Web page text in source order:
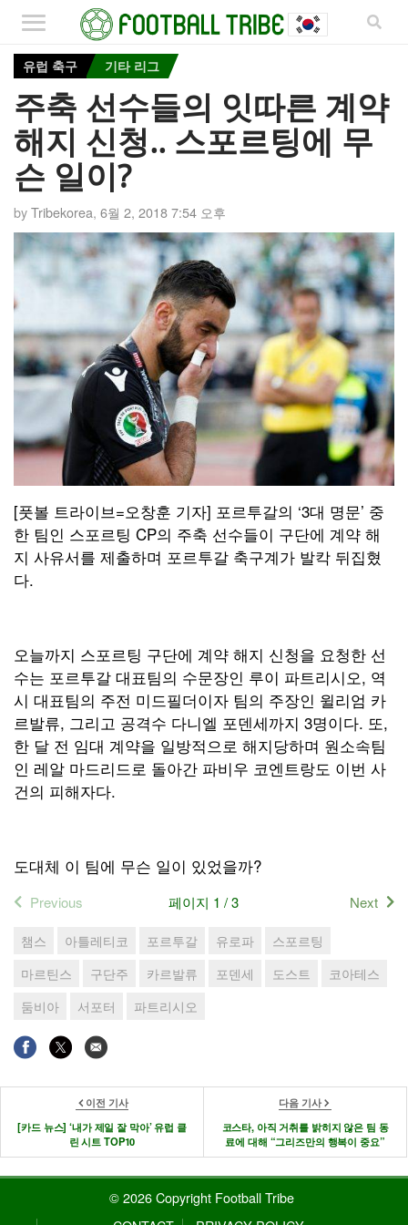
유럽 축구 기타 리그
주축 선수들의 잇따른 계약
해지 신청.. 스포르팅에 무
슨 일이?
byTribekorea, 6월 2, 2018 7:54 오후
[풋볼 트라이브=오창훈 기자] 포르투갈의 ‘3대 명문’ 중
한 팀인 스포르팅 CP의 주축 선수들이 구단에 계약 해
지 사유서를 제출하며 포르투갈 축구계가 발칵 뒤집혔
다.
오늘까지 스포르팅 구단에 계약 해지 신청을 요청한 선
수는 포르투갈 대표팀의 수문장인 루이 파트리시오, 역
시 대표팀의 주전 미드필더이자 팀의 주장인 윌리엄 카
르발류, 그리고 공격수 다니엘 포덴세까지 3명이다. 또,
한 달 전 임대 계약을 일방적으로 해지당하며 원소속팀
인 레알 마드리드로 돌아간 파비우 코엔트랑도 이번 사
건의 피해자다.
도대체 이 팀에 무슨 일이 있었을까?
Previous 페이지 1 / 3 Next
챔스 아틀레티코 포르투갈 유로파
스포르팅
마르틴스
구단주 카르발류 포덴세 도스트
코아테스
둠비아
서포터 파트리시오
이전 기사
[카드 뉴스] ‘내가 제일 잘 막아’ 유럽 클
린 시트 TOP10
다음 기사
코스타, 아직 거취를 밝히지 않은 팀 동
료에 대해 “그리즈만의 행복이 중요”
© 2026 Copyright Football Tribe